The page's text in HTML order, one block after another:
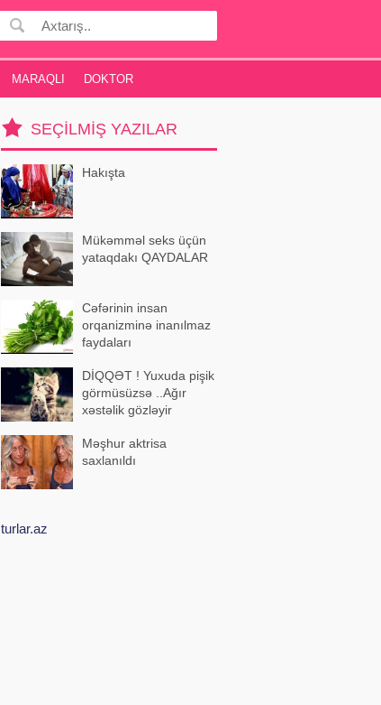
MARAQLI DOKTOR
SEÇILMIŞ YAZILAR
Hakışta
Mükəmməl seks üçün
yataqdakı QAYDALAR
Cəfərinin insan
orqanizminə inanılmaz
faydaları
DİQQƏT ! Yuxuda pişik
görmüsüzsə ..Ağır
xəstəlik gözləyir
Məşhur aktrisa
saxlanıldı
turlar.az